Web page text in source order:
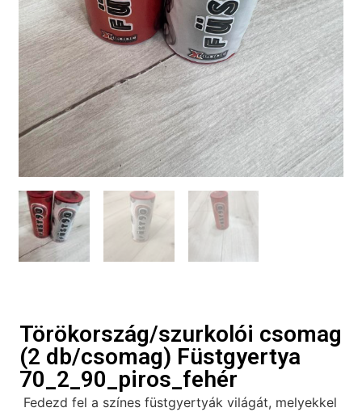
Törökország/szurkolói csomag
(2 db/csomag) Füstgyertya
70_2_90_piros_fehér
Fedezd fel a színes füstgyertyák világát, melyekkel